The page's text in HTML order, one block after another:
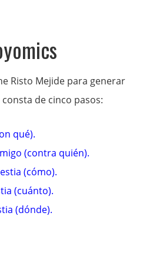
Risto Mejide para generar
de cinco pasos:
qué).
(contra quién).
(cómo).
(cuánto).
(dónde).